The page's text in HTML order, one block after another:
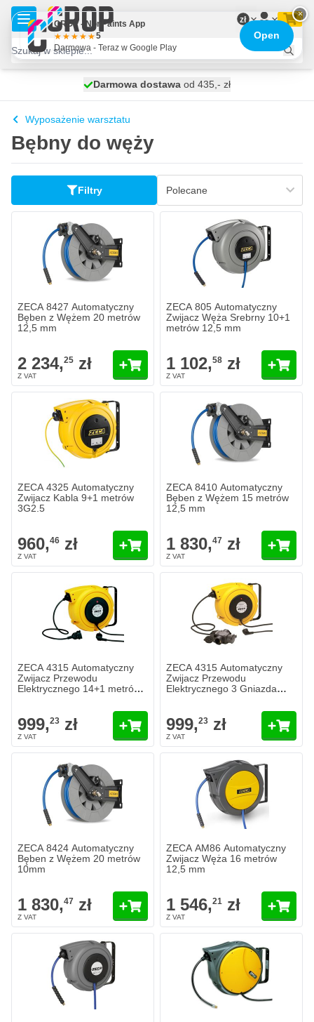
Przejdź do treści
zł
wysyłka dzisiaj
Darmowa dostawa od 435,- zł
100 dni
Wyposażenie warsztatu
Bębny do węży
Filtry
ZECA 8427 Automatyczny
Bęben z Wężem 20 metrów
12,5 mm
2 234,25 zł
ZECA 805 Automatyczny
Zwijacz Węża Srebrny 10+1
metrów 12,5 mm
1 102,58 zł
ZECA 4325 Automatyczny
Zwijacz Kabla 9+1 metrów
3G2.5
960,46 zł
ZECA 8410 Automatyczny
Bęben z Wężem 15 metrów
12,5 mm
1 830,47 zł
ZECA 4315 Automatyczny
Zwijacz Przewodu
Elektrycznego 14+1 metrów
999,23 zł
ZECA 4315 Automatyczny
Zwijacz Przewodu
Elektrycznego 3 Gniazda
999,23 zł
ZECA 8424 Automatyczny
Bęben z Wężem 20 metrów
10mm
1 830,47 zł
ZECA AM86 Automatyczny
Zwijacz Węża 16 metrów
12,5 mm
1 546,21 zł
×
CROP - NonPaints App
5
Darmowa - Teraz w Google Play
Open